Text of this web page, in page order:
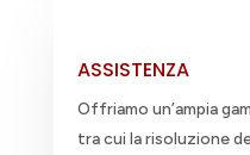
ASSISTENZA
Offriamo un’ampia
tra cui la risoluzione